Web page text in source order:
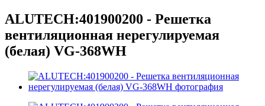
ALUTECH:401900200 - Решетка
вентиляционная нерегулируемая
(белая) VG-368WH